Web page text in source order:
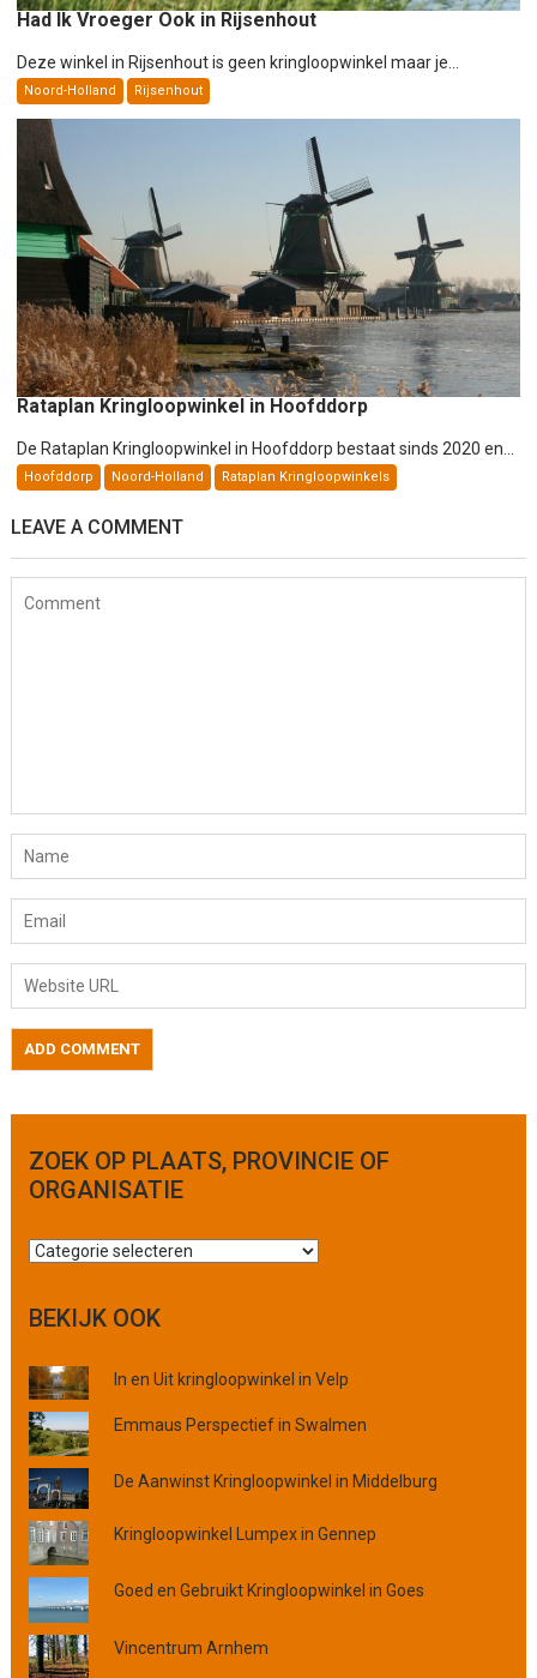
Had Ik Vroeger Ook in Rijsenhout
Deze winkel in Rijsenhout is geen kringloopwinkel maar je...
Noord-Holland Rijsenhout
Rataplan Kringloopwinkel in Hoofddorp
De Rataplan Kringloopwinkel in Hoofddorp bestaat sinds 2020 en...
Hoofddorp Noord-Holland Rataplan Kringloopwinkels
LEAVE A COMMENT
ZOEK OP PLAATS, PROVINCIE OF
ORGANISATIE
Z
k
p
p
l
a
a
t
s
,
p
r
o
v
BEKIJK OOK
In en Uit kringloopwinkel in Velp
Emmaus Perspectief in Swalmen
De Aanwinst Kringloopwinkel in Middelburg
Kringloopwinkel Lumpex in Gennep
Goed en Gebruikt Kringloopwinkel in Goes
Vincentrum Arnhem